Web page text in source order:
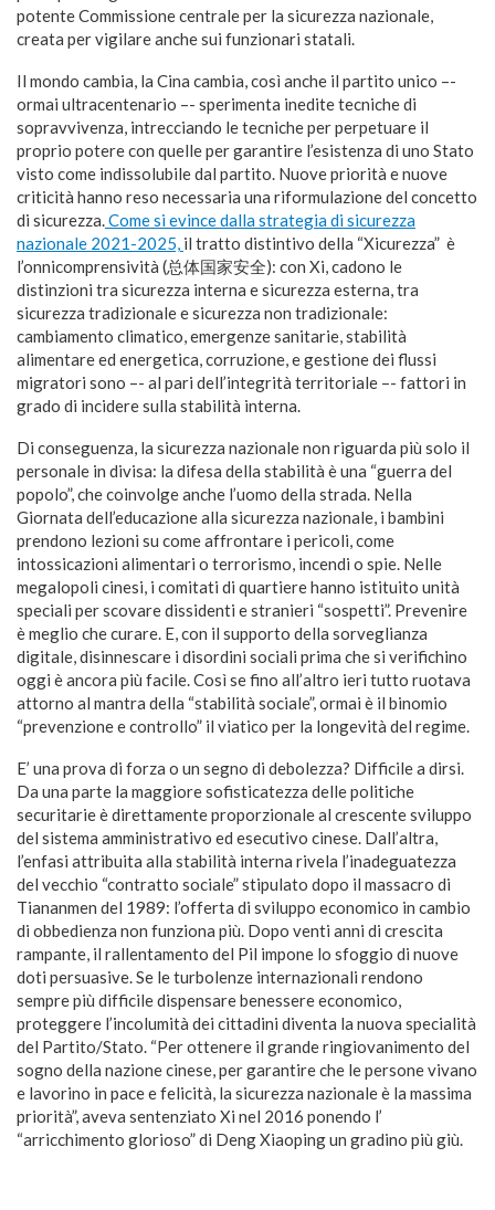
potente Commissione centrale per la sicurezza nazionale,
creata per vigilare anche sui funzionari statali.
Il mondo cambia, la Cina cambia, così anche il partito unico –-
ormai ultracentenario –- sperimenta inedite tecniche di
sopravvivenza, intrecciando le tecniche per perpetuare il
proprio potere con quelle per garantire l’esistenza di uno Stato
visto come indissolubile dal partito. Nuove priorità e nuove
criticità hanno reso necessaria una riformulazione del concetto
di sicurezza.Come si evince dalla strategia di sicurezza
nazionale 2021-2025, il tratto distintivo della “Xicurezza” è
l’onnicomprensività (总体国家安全): con Xi, cadono le
distinzioni tra sicurezza interna e sicurezza esterna, tra
sicurezza tradizionale e sicurezza non tradizionale:
cambiamento climatico, emergenze sanitarie, stabilità
alimentare ed energetica, corruzione, e gestione dei flussi
migratori sono –- al pari dell’integrità territoriale –- fattori in
grado di incidere sulla stabilità interna.
Di conseguenza, la sicurezza nazionale non riguarda più solo il
personale in divisa: la difesa della stabilità è una “guerra del
popolo”, che coinvolge anche l’uomo della strada. Nella
Giornata dell’educazione alla sicurezza nazionale, i bambini
prendono lezioni su come affrontare i pericoli, come
intossicazioni alimentari o terrorismo, incendi o spie. Nelle
megalopoli cinesi, i comitati di quartiere hanno istituito unità
speciali per scovare dissidenti e stranieri “sospetti”. Prevenire
è meglio che curare. E, con il supporto della sorveglianza
digitale, disinnescare i disordini sociali prima che si verifichino
oggi è ancora più facile. Così se fino all’altro ieri tutto ruotava
attorno al mantra della “stabilità sociale”, ormai è il binomio
“prevenzione e controllo” il viatico per la longevità del regime.
E’ una prova di forza o un segno di debolezza? Difficile a dirsi.
Da una parte la maggiore sofisticatezza delle politiche
securitarie è direttamente proporzionale al crescente sviluppo
del sistema amministrativo ed esecutivo cinese. Dall’altra,
l’enfasi attribuita alla stabilità interna rivela l’inadeguatezza
del vecchio “contratto sociale” stipulato dopo il massacro di
Tiananmen del 1989: l’offerta di sviluppo economico in cambio
di obbedienza non funziona più. Dopo venti anni di crescita
rampante, il rallentamento del Pil impone lo sfoggio di nuove
doti persuasive. Se le turbolenze internazionali rendono
sempre più difficile dispensare benessere economico,
proteggere l’incolumità dei cittadini diventa la nuova specialità
del Partito/Stato. “Per ottenere il grande ringiovanimento del
sogno della nazione cinese, per garantire che le persone vivano
e lavorino in pace e felicità, la sicurezza nazionale è la massima
priorità”, aveva sentenziato Xi nel 2016 ponendo l’
“arricchimento glorioso” di Deng Xiaoping un gradino più giù.